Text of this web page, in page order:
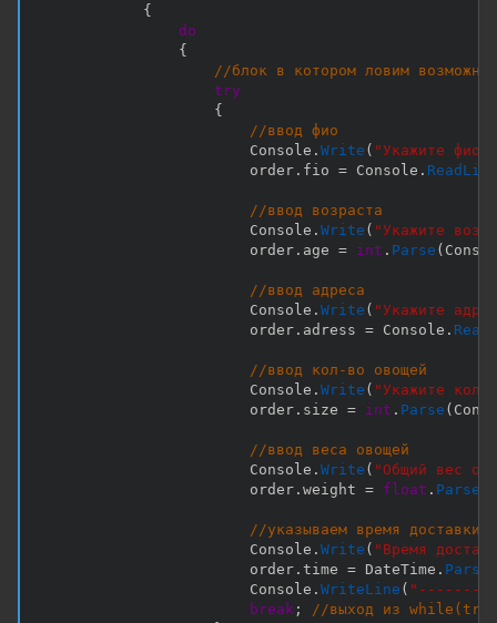
{
do
{
//блок в котором ловим
try
{
//ввод фио
                        Console
. Write ( "Укажите
                        order
. fio = Console . ReadLine
//ввод возраста
                        Console
. Write ( "Укажите
                        order
. age = int . Parse (
//ввод адреса
                        Console
. Write ( "Укажите
                        order
. adress = Console .
//ввод кол-во овощей
                        Console
. Write ( "Укажите
                        order
. size = int . Parse (
//ввод веса овощей
                        Console
. Write ( "Общий вес
                        order
. weight = float . Parse
//указываем время доставки
                        Console
. Write ( "Время
                        order
. time = DateTime . Parse
                        Console
. WriteLine (
break ;
//выход из